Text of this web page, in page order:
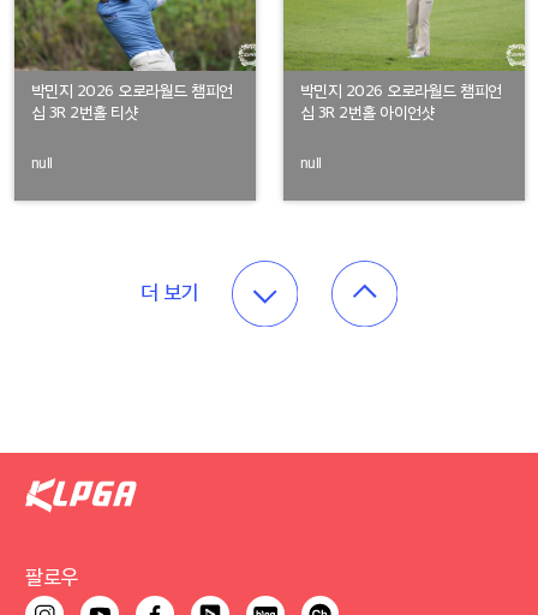
박민지 2026 오로라월드 챔피언
십 3R 2번홀 티샷
null
박민지 2026 오로라월드 챔피언
십 3R 2번홀 아이언샷
null
더 보기
팔로우